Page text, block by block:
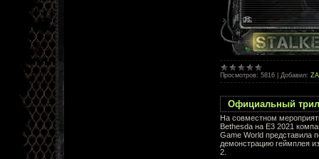
Просмотров: 5816 Добавил:
Официальный
На совместном
Bethesda на Е3 2021
Game World представила
демонстрацию геймплея
2.